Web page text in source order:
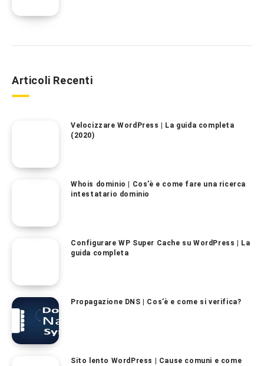
Articoli Recenti
Velocizzare WordPress | La guida completa
(2020)
Whois dominio | Cos’è e come fare una ricerca
intestatario dominio
Configurare WP Super Cache su WordPress | La
guida completa
Propagazione DNS | Cos’è e come si verifica?
Sito lento WordPress | Cause comuni e come